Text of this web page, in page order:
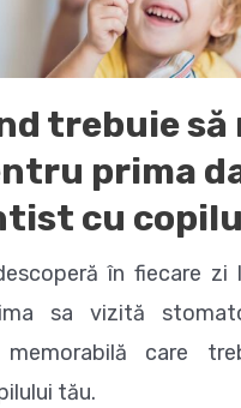
trebuie să
prima
cu
în fiecare zi
sa vizită
memorabilă care
tău.